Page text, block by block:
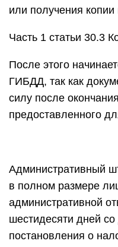
или получения
Часть 1 статьи 30.3
После этого
ГИБДД, так как
силу после
предоставленного
Административный
в полном размере
административной
шестидесяти дней
постановления о